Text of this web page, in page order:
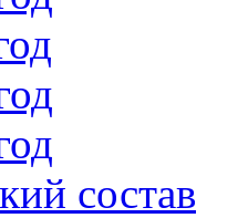
состав